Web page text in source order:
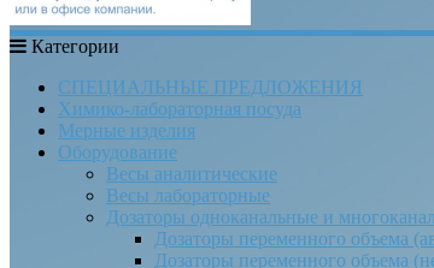
Категории
СПЕЦИАЛЬНЫЕ ПРЕДЛОЖЕНИЯ
Химико-лабораторная посуда
Мерные изделия
Оборудование
Весы аналитические
Весы лабораторные
Дозаторы одноканальные и
Дозаторы переменного объема
Дозаторы переменного объема